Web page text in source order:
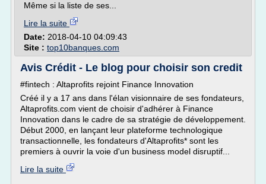
Même si la liste de ses...
Lire la suite
Date: 2018-04-10 04:09:43
Site : top10banques.com
Avis Crédit - Le blog pour choisir son credit
#fintech : Altaprofits rejoint Finance Innovation
Créé il y a 17 ans dans l'élan visionnaire de ses fondateurs,
Altaprofits.com vient de choisir d'adhérer à Finance
Innovation dans le cadre de sa stratégie de développement.
Début 2000, en lançant leur plateforme technologique
transactionnelle, les fondateurs d'Altaprofits* sont les
premiers à ouvrir la voie d'un business model disruptif...
Lire la suite